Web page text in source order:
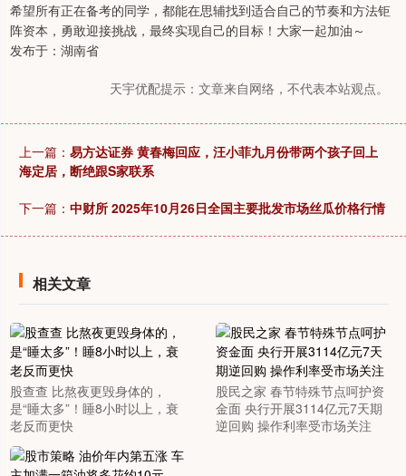
希望所有正在备考的同学，都能在思辅找到适合自己的节奏和方法钜
阵资本，勇敢迎接挑战，最终实现自己的目标！大家一起加油～
发布于：湖南省
天宇优配提示：文章来自网络，不代表本站观点。
上一篇： 易方达证券 黄春梅回应，汪小菲九月份带两个孩子回上
海定居，断绝跟S家联系
下一篇： 中财所 2025年10月26日全国主要批发市场丝瓜价格行情
相关文章
股查查 比熬夜更毁身体的，
是“睡太多”！睡8小时以上，衰
老反而更快
股民之家 春节特殊节点呵护资
金面 央行开展3114亿元7天期
逆回购 操作利率受市场关注